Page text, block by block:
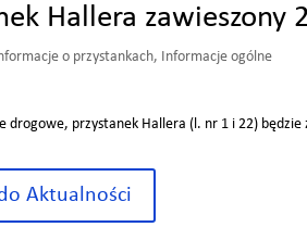
Hallera zawieszony
o przystankach, Informacje ogólne
drogowe, przystanek Hallera (l. nr 1 i 22)
Aktualności